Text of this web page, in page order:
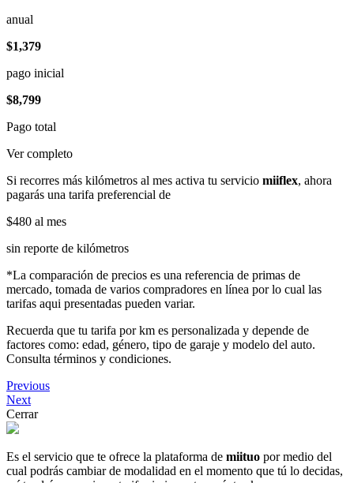
anual
$1,379
pago inicial
$8,799
Pago total
Ver completo
Si recorres más kilómetros al mes activa tu servicio miiflex, ahora
pagarás una tarifa preferencial de
$480 al mes
sin reporte de kilómetros
*La comparación de precios es una referencia de primas de
mercado, tomada de varios compradores en línea por lo cual las
tarifas aqui presentadas pueden variar.
Recuerda que tu tarifa por km es personalizada y depende de
factores como: edad, género, tipo de garaje y modelo del auto.
Consulta términos y condiciones.
Previous
Next
Cerrar
Es el servicio que te ofrece la plataforma de miituo por medio del
cual podrás cambiar de modalidad en el momento que tú lo decidas,